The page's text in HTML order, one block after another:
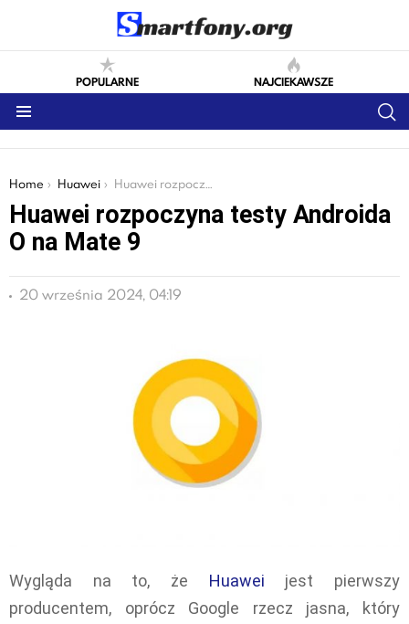
POPULARNE NAJCIEKAWSZE
You are here:
Home Huawei Huawei rozpoczyna testy Androida O na Mate 9
Huawei rozpoczyna testy Androida
O na Mate 9
20 września 2024, 04:19
Wygląda na to, że Huawei jest pierwszy
producentem, oprócz Google rzecz jasna, który